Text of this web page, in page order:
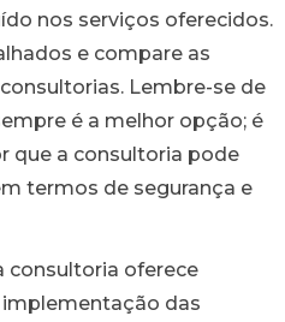
nos serviços oferecidos.
e compare as
Lembre-se de
é a melhor opção; é
que a consultoria pode
termos de segurança e
consultoria oferece
das